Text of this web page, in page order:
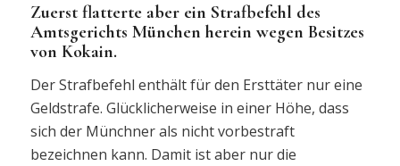
Zuerst flatterte aber ein Strafbefehl des
Amtsgerichts München herein wegen Besitzes
von Kokain.
Der Strafbefehl enthält für den Ersttäter nur eine
Geldstrafe. Glücklicherweise in einer Höhe, dass
sich der Münchner als nicht vorbestraft
bezeichnen kann. Damit ist aber nur die